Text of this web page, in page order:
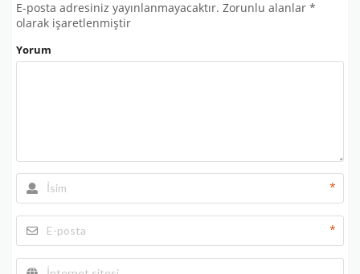
E-posta adresiniz yayınlanmayacaktır. Zorunlu alanlar *
olarak işaretlenmiştir
Yorum
*
*